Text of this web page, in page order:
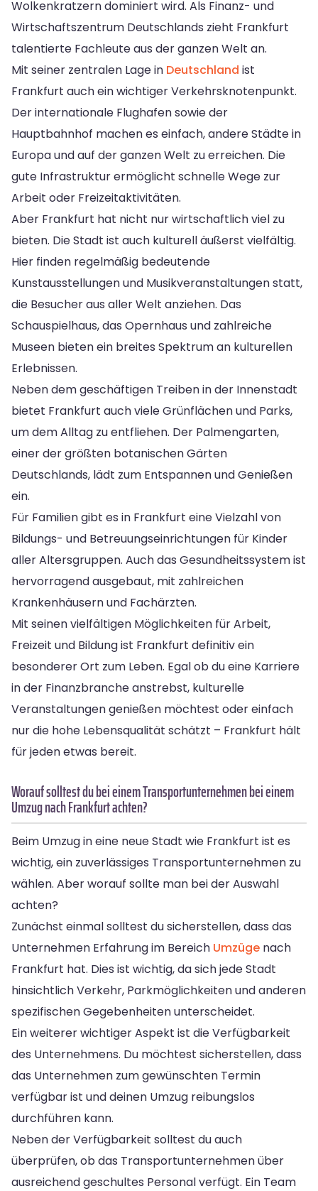
Wolkenkratzern dominiert wird. Als Finanz- und
Wirtschaftszentrum Deutschlands zieht Frankfurt
talentierte Fachleute aus der ganzen Welt an.
Mit seiner zentralen Lage in Deutschland ist
Frankfurt auch ein wichtiger Verkehrsknotenpunkt.
Der internationale Flughafen sowie der
Hauptbahnhof machen es einfach, andere Städte in
Europa und auf der ganzen Welt zu erreichen. Die
gute Infrastruktur ermöglicht schnelle Wege zur
Arbeit oder Freizeitaktivitäten.
Aber Frankfurt hat nicht nur wirtschaftlich viel zu
bieten. Die Stadt ist auch kulturell äußerst vielfältig.
Hier finden regelmäßig bedeutende
Kunstausstellungen und Musikveranstaltungen statt,
die Besucher aus aller Welt anziehen. Das
Schauspielhaus, das Opernhaus und zahlreiche
Museen bieten ein breites Spektrum an kulturellen
Erlebnissen.
Neben dem geschäftigen Treiben in der Innenstadt
bietet Frankfurt auch viele Grünflächen und Parks,
um dem Alltag zu entfliehen. Der Palmengarten,
einer der größten botanischen Gärten
Deutschlands, lädt zum Entspannen und Genießen
ein.
Für Familien gibt es in Frankfurt eine Vielzahl von
Bildungs- und Betreuungseinrichtungen für Kinder
aller Altersgruppen. Auch das Gesundheitssystem ist
hervorragend ausgebaut, mit zahlreichen
Krankenhäusern und Fachärzten.
Mit seinen vielfältigen Möglichkeiten für Arbeit,
Freizeit und Bildung ist Frankfurt definitiv ein
besonderer Ort zum Leben. Egal ob du eine Karriere
in der Finanzbranche anstrebst, kulturelle
Veranstaltungen genießen möchtest oder einfach
nur die hohe Lebensqualität schätzt – Frankfurt hält
für jeden etwas bereit.
Worauf solltest du bei einem Transportunternehmen bei einem
Umzug nach Frankfurt achten?
Beim Umzug in eine neue Stadt wie Frankfurt ist es
wichtig, ein zuverlässiges Transportunternehmen zu
wählen. Aber worauf sollte man bei der Auswahl
achten?
Zunächst einmal solltest du sicherstellen, dass das
Unternehmen Erfahrung im Bereich Umzüge nach
Frankfurt hat. Dies ist wichtig, da sich jede Stadt
hinsichtlich Verkehr, Parkmöglichkeiten und anderen
spezifischen Gegebenheiten unterscheidet.
Ein weiterer wichtiger Aspekt ist die Verfügbarkeit
des Unternehmens. Du möchtest sicherstellen, dass
das Unternehmen zum gewünschten Termin
verfügbar ist und deinen Umzug reibungslos
durchführen kann.
Neben der Verfügbarkeit solltest du auch
überprüfen, ob das Transportunternehmen über
ausreichend geschultes Personal verfügt. Ein Team